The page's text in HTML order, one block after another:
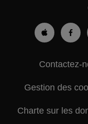
Contactez-
Gestion des
Charte sur les